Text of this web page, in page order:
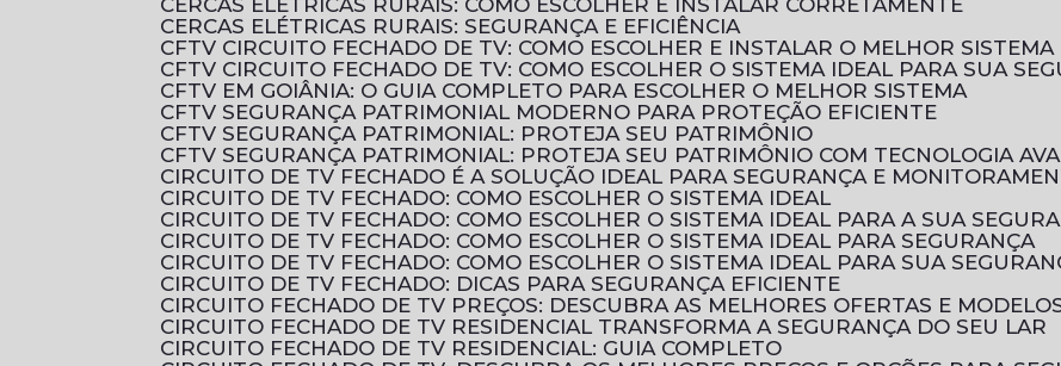
CERCAS ELÉTRICAS RURAIS: COMO ESCOLHER E INSTALAR CORRETAMENTE
CERCAS ELÉTRICAS RURAIS: SEGURANÇA E EFICIÊNCIA
CFTV CIRCUITO FECHADO DE TV: COMO ESCOLHER E INSTALAR O MELHOR SISTEMA
CFTV CIRCUITO FECHADO DE TV: COMO ESCOLHER O SISTEMA IDEAL PARA SUA
CFTV EM GOIÂNIA: O GUIA COMPLETO PARA ESCOLHER O MELHOR SISTEMA
CFTV SEGURANÇA PATRIMONIAL MODERNO PARA PROTEÇÃO EFICIENTE
CFTV SEGURANÇA PATRIMONIAL: PROTEJA SEU PATRIMÔNIO
CFTV SEGURANÇA PATRIMONIAL: PROTEJA SEU PATRIMÔNIO COM TECNOLOGIA
CIRCUITO DE TV FECHADO É A SOLUÇÃO IDEAL PARA SEGURANÇA E
CIRCUITO DE TV FECHADO: COMO ESCOLHER O SISTEMA IDEAL
CIRCUITO DE TV FECHADO: COMO ESCOLHER O SISTEMA IDEAL PARA A SUA
CIRCUITO DE TV FECHADO: COMO ESCOLHER O SISTEMA IDEAL PARA SEGURANÇA
CIRCUITO DE TV FECHADO: COMO ESCOLHER O SISTEMA IDEAL PARA SUA
CIRCUITO DE TV FECHADO: DICAS PARA SEGURANÇA EFICIENTE
CIRCUITO FECHADO DE TV PREÇOS: DESCUBRA AS MELHORES OFERTAS E
CIRCUITO FECHADO DE TV RESIDENCIAL TRANSFORMA A SEGURANÇA DO SEU LAR
CIRCUITO FECHADO DE TV RESIDENCIAL: GUIA COMPLETO